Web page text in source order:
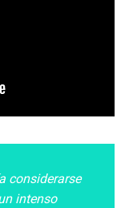
considerarse
intenso